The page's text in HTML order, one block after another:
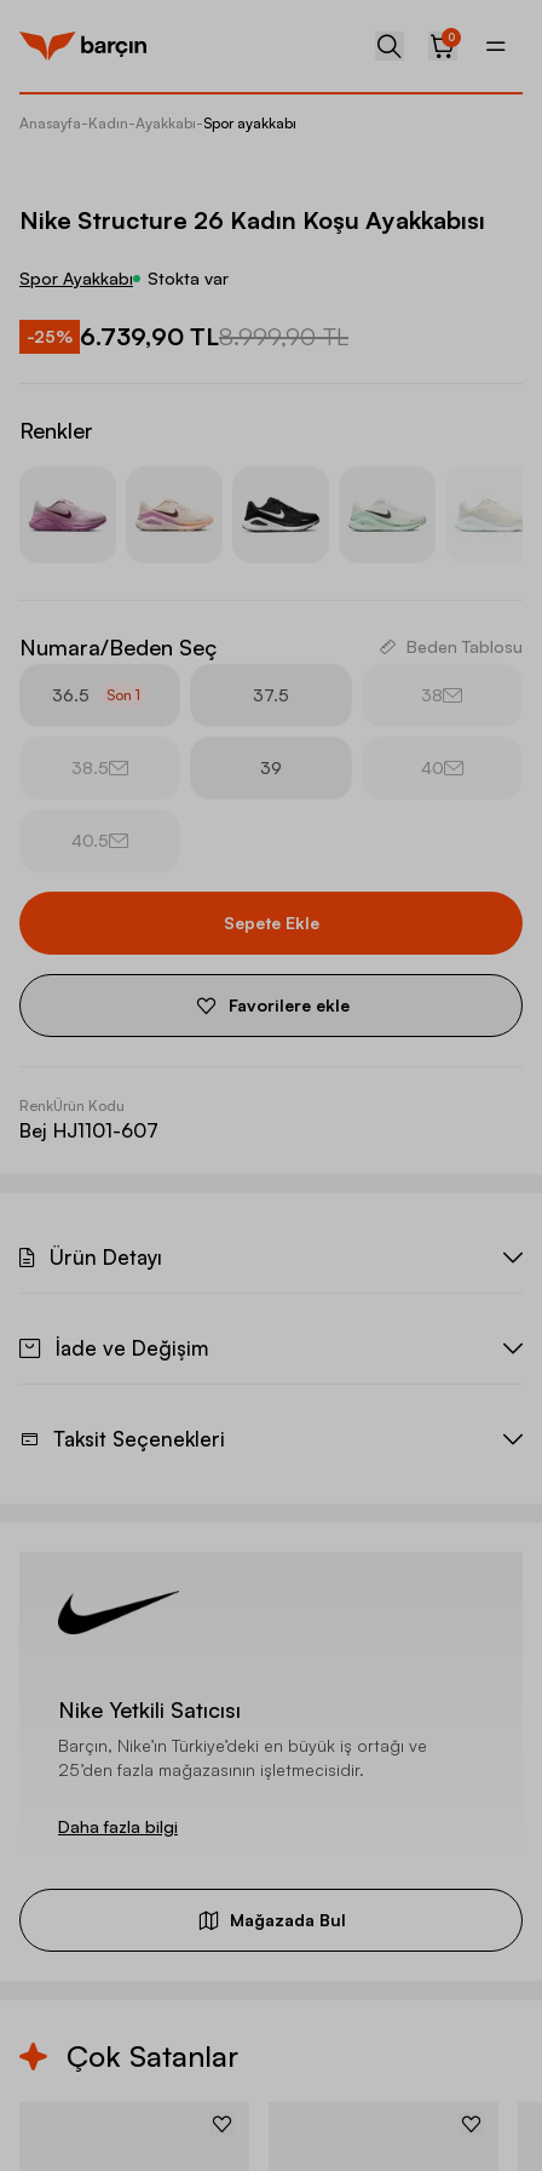
0
Anasayfa-Kadın-Ayakkabı-Spor ayakkabı
Nike Structure 26 Kadın Koşu Ayakkabısı
Spor Ayakkabı Stokta var
-25% 6.739,90 TL8.999,90 TL
Renkler
Numara/Beden Seç Beden Tablosu
36.5 Son1 37.5 38
38.5 39 40
40.5
Sepete Ekle
Favorilere ekle
Renk
Bej
Ürün Kodu
HJ1101-607
Ürün Detayı
İade ve Değişim
Taksit Seçenekleri
Nike Yetkili Satıcısı
Barçın, Nike’ın Türkiye’deki en büyük iş ortağı ve
25’den fazla mağazasının işletmecisidir.
Daha fazla bilgi
Mağazada Bul
Çok Satanlar